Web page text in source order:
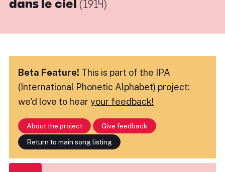
dans le ciel (1914)
Beta Feature! This is part of the IPA
(International Phonetic Alphabet) project:
we'd love to hear your feedback!
About the project
Give feedback
Return to main song listing